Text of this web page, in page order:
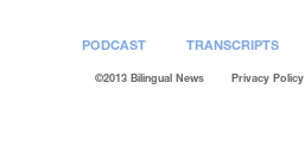
PODCAST TRANSCRIPTS
©2013 Bilingual News Privacy Policy